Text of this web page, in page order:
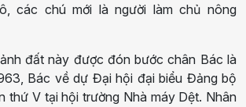
các chú mới là người làm chủ nông
đất này được đón bước chân Bác là
Bác về dự Đại hội đại biểu Đảng bộ
thứ V tại hội trường Nhà máy Dệt. Nhân